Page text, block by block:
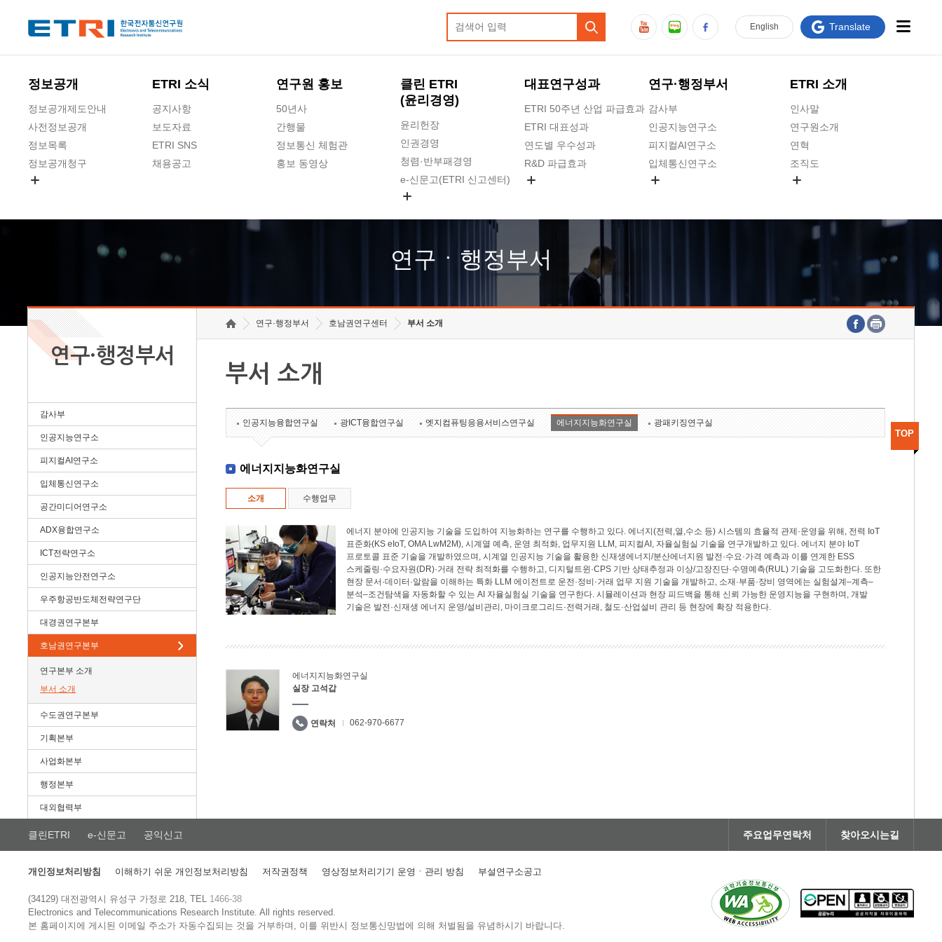
정보공개
정보공개제도안내
사전정보공개
정보목록
정보공개청구
ETRI 소식
공지사항
보도자료
ETRI SNS
채용공고
연구원 홍보
50년사
간행물
정보통신 체험관
홍보 동영상
클린 ETRI
(윤리경영)
윤리헌장
인권경영
청렴·반부패경영
e-신문고(ETRI 신고센터)
고객의소리
수의계약 현황
대표연구성과
ETRI 50주년 산업 파급효과
ETRI 대표성과
연도별 우수성과
R&D 파급효과
연구·행정부서
감사부
인공지능연구소
피지컬AI연구소
입체통신연구소
호남권연구본부
기획본부
ETRI 소개
인사말
연구원소개
연혁
조직도
연구원 고객헌장
주요업무연락처
English Translate
연구ㆍ행정부서
연구·행정부서
감사부
인공지능연구소
피지컬AI연구소
입체통신연구소
공간미디어연구소
ADX융합연구소
ICT전략연구소
인공지능안전연구소
우주항공반도체전략연구단
대경권연구본부
호남권연구본부
연구본부 소개
부서 소개
수도권연구본부
기획본부
사업화본부
행정본부
대외협력부
연구·행정부서 호남권연구센터 부서 소개
부서 소개
인공지능융합연구실 광ICT융합연구실 엣지컴퓨팅응용서비스연구실 에너지지능화연구실 광패키징연구실
에너지지능화연구실
소개 수행업무
에너지 분야에 인공지능 기술을 도입하여 지능화하는 연구를 수행하고 있다. 에너지(전력,열,수소 등) 시스템의 효율적 관제·운영을 위해, 전력 IoT
표준화(KS eIoT, OMA LwM2M), 시계열 예측, 운영 최적화, 업무지원 LLM, 피지컬AI, 자율실험실 기술을 연구개발하고 있다. 에너지 분야 IoT
프로토콜 표준 기술을 개발하였으며, 시계열 인공지능 기술을 활용한 신재생에너지/분산에너지원 발전·수요·가격 예측과 이를 연계한 ESS
스케줄링·수요자원(DR)·거래 전략 최적화를 수행하고, 디지털트윈·CPS 기반 상태추정과 이상/고장진단·수명예측(RUL) 기술을 고도화한다. 또한
현장 문서·데이터·알람을 이해하는 특화 LLM 에이전트로 운전·정비·거래 업무 지원 기술을 개발하고, 소재·부품·장비 영역에는 실험설계–계측–
분석–조건탐색을 자동화할 수 있는 AI 자율실험실 기술을 연구한다. 시뮬레이션과 현장 피드백을 통해 신뢰 가능한 운영지능을 구현하며, 개발
기술은 발전·신재생 에너지 운영/설비관리, 마이크로그리드·전력거래, 철도·산업설비 관리 등 현장에 확장 적용한다.
에너지지능화연구실
실장 고석갑
연락처 062-970-6677
TOP
클린ETRI e-신문고 공익신고 주요업무연락처 찾아오시는길
개인정보처리방침 이해하기 쉬운 개인정보처리방침 저작권정책 영상정보처리기기 운영ㆍ관리 방침 부설연구소공고
(34129) 대전광역시 유성구 가정로 218, TEL 1466-38
Electronics and Telecommunications Research Institute.All rights reserved.
본 홈페이지에 게시된 이메일 주소가 자동수집되는 것을 거부하며, 이를 위반시 정보통신망법에 의해 처벌됨을 유념하시기 바랍니다.